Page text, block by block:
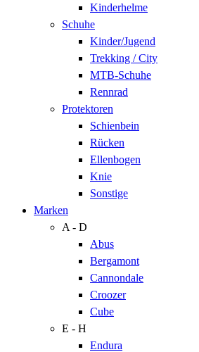
Kinderhelme
Schuhe
Kinder/Jugend
Trekking / City
MTB-Schuhe
Rennrad
Protektoren
Schienbein
Rücken
Ellenbogen
Knie
Sonstige
Marken
A - D
Abus
Bergamont
Cannondale
Croozer
Cube
E - H
Endura